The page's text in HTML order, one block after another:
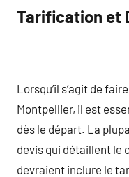
Tarification et
Lorsqu’il s’agit de
Montpellier, il est
dès le départ. La
devis qui détaillent le
devraient inclure le